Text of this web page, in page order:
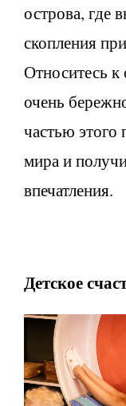
острова, где
скопления
Относитесь к
очень
частью этого
мира и
впечатления.
Детское